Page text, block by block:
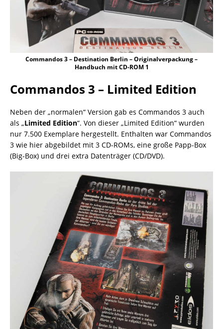
Commandos 3 – Destination Berlin – Originalverpackung –
Handbuch mit CD-ROM 1
Commandos 3 – Limited Edition
Neben der „normalen“ Version gab es Commandos 3 auch
als „Limited Edition“. Von dieser „Limited Edition“ wurden
nur 7.500 Exemplare hergestellt. Enthalten war Commandos
3 wie hier abgebildet mit 3 CD-ROMs, eine große Papp-Box
(Big-Box) und drei extra Datenträger (CD/DVD).